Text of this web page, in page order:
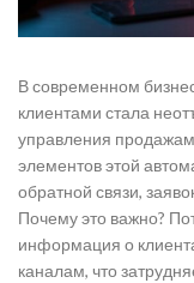
В современном
клиентами стала
управления
элементов этой
обратной связи,
Почему это важно?
информация о
каналам, что